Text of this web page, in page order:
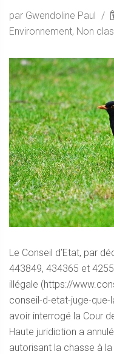
par Gwendoline Paul
Environnement, Non
Le Conseil d’Etat, par
443849, 434365 et
illégale (https://
conseil-d-etat-juge-que-
avoir interrogé la Cour
Haute juridiction a
autorisant la chasse à